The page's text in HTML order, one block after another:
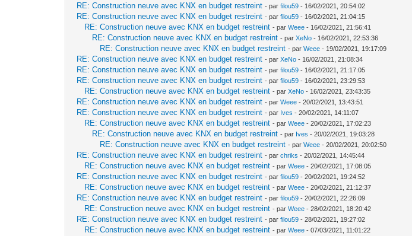
RE: Construction neuve avec KNX en budget restreint - parfilou59 - 16/02/2021, 20:54:02
RE: Construction neuve avec KNX en budget restreint - parfilou59 - 16/02/2021, 21:04:15
RE: Construction neuve avec KNX en budget restreint - parWeee - 16/02/2021, 21:56:41
RE: Construction neuve avec KNX en budget restreint - parXeNo - 16/02/2021, 22:53:36
RE: Construction neuve avec KNX en budget restreint - parWeee - 19/02/2021, 19:17:09
RE: Construction neuve avec KNX en budget restreint - parXeNo - 16/02/2021, 21:08:34
RE: Construction neuve avec KNX en budget restreint - parfilou59 - 16/02/2021, 21:17:05
RE: Construction neuve avec KNX en budget restreint - parfilou59 - 16/02/2021, 23:29:53
RE: Construction neuve avec KNX en budget restreint - parXeNo - 16/02/2021, 23:43:35
RE: Construction neuve avec KNX en budget restreint - parWeee - 20/02/2021, 13:43:51
RE: Construction neuve avec KNX en budget restreint - par Ives - 20/02/2021, 14:11:07
RE: Construction neuve avec KNX en budget restreint - parWeee - 20/02/2021, 17:02:23
RE: Construction neuve avec KNX en budget restreint - par Ives - 20/02/2021, 19:03:28
RE: Construction neuve avec KNX en budget restreint - parWeee - 20/02/2021, 20:02:50
RE: Construction neuve avec KNX en budget restreint - parchriks - 20/02/2021, 14:45:44
RE: Construction neuve avec KNX en budget restreint - parWeee - 20/02/2021, 17:08:05
RE: Construction neuve avec KNX en budget restreint - parfilou59 - 20/02/2021, 19:24:52
RE: Construction neuve avec KNX en budget restreint - parWeee - 20/02/2021, 21:12:37
RE: Construction neuve avec KNX en budget restreint - parfilou59 - 20/02/2021, 22:26:09
RE: Construction neuve avec KNX en budget restreint - parWeee - 28/02/2021, 18:20:42
RE: Construction neuve avec KNX en budget restreint - parfilou59 - 28/02/2021, 19:27:02
RE: Construction neuve avec KNX en budget restreint - parWeee - 07/03/2021, 11:01:22